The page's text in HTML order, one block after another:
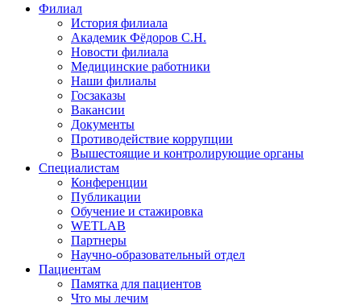
Филиал
История филиала
Академик Фёдоров С.Н.
Новости филиала
Медицинские работники
Наши филиалы
Госзаказы
Вакансии
Документы
Противодействие коррупции
Вышестоящие и контролирующие органы
Специалистам
Конференции
Публикации
Обучение и стажировка
WETLAB
Партнеры
Научно-образовательный отдел
Пациентам
Памятка для пациентов
Что мы лечим